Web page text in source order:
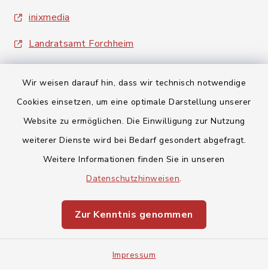
Wir weisen darauf hin, dass wir technisch notwendige
Cookies einsetzen, um eine optimale Darstellung unserer
Website zu ermöglichen. Die Einwilligung zur Nutzung
weiterer Dienste wird bei Bedarf gesondert abgefragt.
Weitere Informationen finden Sie in unseren
Datenschutzhinweisen.
Zur Kenntnis genommen
Impressum
inixmedia
Landratsamt Forchheim
Barrierefreiheit
Impressum
Sitemap